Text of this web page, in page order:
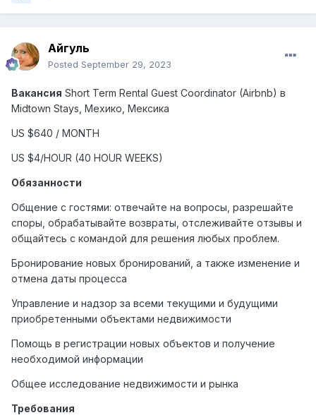
Айгуль
Posted September 29, 2023
Вакансия Short Term Rental Guest Coordinator (Airbnb) в
Midtown Stays, Мехико Мексика
US $640 / MONTH
US $4/HOUR (40 HOUR WEEKS)
Обязанности
Общение с гостями: отвечайте на вопросы, разрешайте
споры, обрабатывайте возвраты, отслеживайте отзывы и
общайтесь с командой для решения любых проблем.
Бронирование новых бронирований, а также изменение и
отмена даты процесса
Управление и надзор за всеми текущими и будущими
приобретенными объектами недвижимости
Помощь в регистрации новых объектов и получение
необходимой информации
Общее исследование недвижимости и рынка
Требования